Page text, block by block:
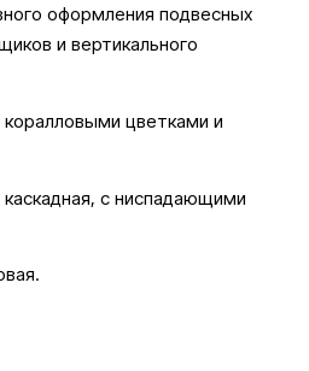
оформления подвесных
и вертикального
цветками и
с ниспадающими